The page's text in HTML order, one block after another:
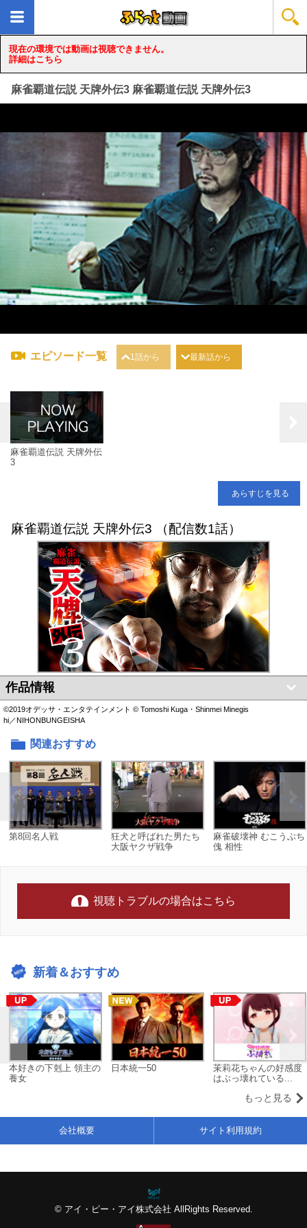
現在の環境では動画は視聴できません。
詳細はこちら
麻雀覇道伝説 天牌外伝3 麻雀覇道伝説 天牌外伝3
loading...
エピソード一覧 1話から 最新話から
麻雀覇道伝説 天牌外伝
3
あらすじを見る
麻雀覇道伝説 天牌外伝3 （配信数1話）
作品情報
©2019オデッサ・エンタテインメント © Tomoshi Kuga・Shinmei Minegis
hi／NIHONBUNGEISHA
関連おすすめ
第8回名人戦
狂犬と呼ばれた男たち
大阪ヤクザ戦争
麻雀破壊神 むこうぶち
傀 相性
視聴トラブルの場合はこちら
新着＆おすすめ
本好きの下剋上 領主の
養女
日本統一50
茉莉花ちゃんの好感度
はぶっ壊れている...
もっと見る
© アイ・ピー・アイ株式会社 AllRights Reserved.
会社概要 サイト利用規約